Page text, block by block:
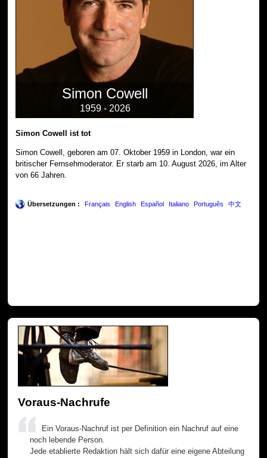
Simon Cowell
1959 - 2026
Simon Cowell ist tot
Simon Cowell, geboren am 07. Oktober 1959 in London, war ein
britischer Fernsehmoderator. Er starb am 10. August 2026, im Alter
von 66 Jahren.
Übersetzungen : Français English Español Italiano Português 中文
Voraus-Nachrufe
Ein Voraus-Nachruf ist per Definition ein Nachruf auf eine
noch lebende Person.
Jede etablierte Redaktion hält sich dafür eine eigene Abteilung